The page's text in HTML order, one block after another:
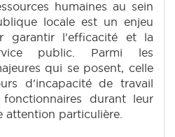
humaines au sein
locale est un enjeu
garantir l'efficacité et la
public. Parmi les
qui se posent, celle
d'incapacité de travail
durant leur
attention particulière.